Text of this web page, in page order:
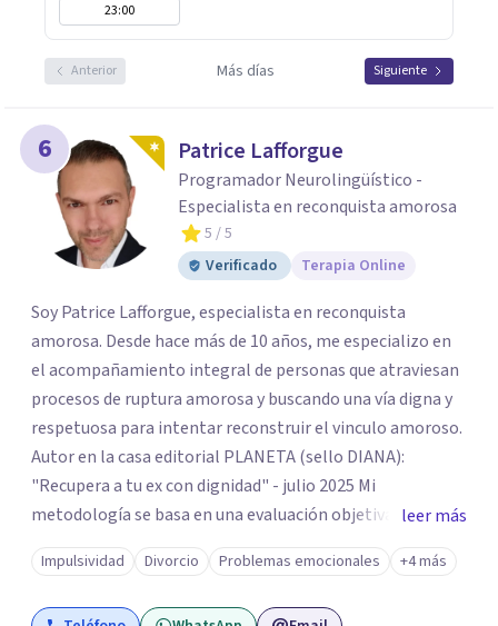
23:00
Anterior Más días Siguiente
6 Patrice Lafforgue
Programador Neurolingüístico -
Especialista en reconquista amorosa
5 / 5
Verificado
Terapia Online
Soy Patrice Lafforgue, especialista en reconquista
amorosa. Desde hace más de 10 años, me especializo en
el acompañamiento integral de personas que atraviesan
procesos de ruptura amorosa y buscando una vía digna y
respetuosa para intentar reconstruir el vinculo amoroso.
Autor en la casa editorial PLANETA (sello DIANA):
"Recupera a tu ex con dignidad" - julio 2025 Mi
metodología se basa en una evaluación objetiva de
escenarios según la necesidad del paciente, centrada en
tres ejes fundamentales: 1- Análisis de viabilidad:
estimación de probabilidades reales de recuperación de la
leer más
Impulsividad Divorcio Problemas emocionales +4 más